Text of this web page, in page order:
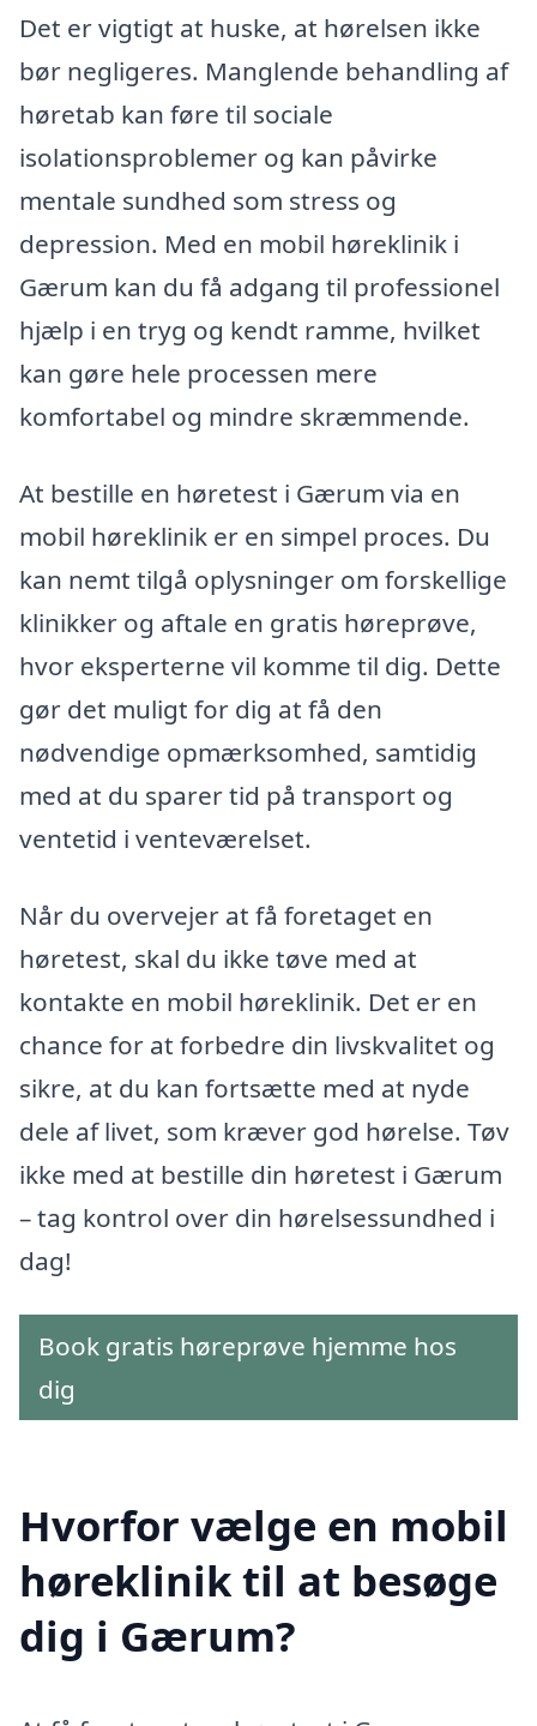
Det er vigtigt at huske, at hørelsen ikke
bør negligeres. Manglende behandling af
høretab kan føre til sociale
isolationsproblemer og kan påvirke
mentale sundhed som stress og
depression. Med en mobil høreklinik i
Gærum kan du få adgang til professionel
hjælp i en tryg og kendt ramme, hvilket
kan gøre hele processen mere
komfortabel og mindre skræmmende.
At bestille en høretest i Gærum via en
mobil høreklinik er en simpel proces. Du
kan nemt tilgå oplysninger om forskellige
klinikker og aftale en gratis høreprøve,
hvor eksperterne vil komme til dig. Dette
gør det muligt for dig at få den
nødvendige opmærksomhed, samtidig
med at du sparer tid på transport og
ventetid i venteværelset.
Når du overvejer at få foretaget en
høretest, skal du ikke tøve med at
kontakte en mobil høreklinik. Det er en
chance for at forbedre din livskvalitet og
sikre, at du kan fortsætte med at nyde
dele af livet, som kræver god hørelse. Tøv
ikke med at bestille din høretest i Gærum
– tag kontrol over din hørelsessundhed i
dag!
Book gratis høreprøve hjemme hos
dig
Hvorfor vælge en mobil
høreklinik til at besøge
dig i Gærum?